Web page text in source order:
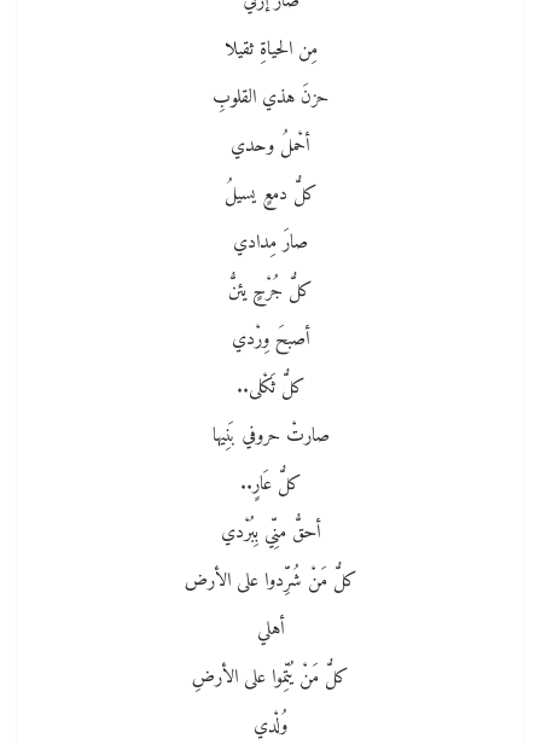
مِن الحياةِ ثقيلا
حزنَ هذي القلوبِ
أحْملُ وحدي
كلُّ دمعٍ يسيلُ
صارَ مِدادي
كلُّ جُرْحٍ يئنُّ
أصبحَ وِرْدي
كلُّ ثَكْلى..
صارتْ حروفي بَنِيها
كلُّ عَارٍ..
أحقُّ منِّي بِبُرْدي
كلُّ مَنْ شُرِّدوا على الأرض
أهلي
كلُّ مَنْ يُتِّموا على الأرضِ
وُلْدي